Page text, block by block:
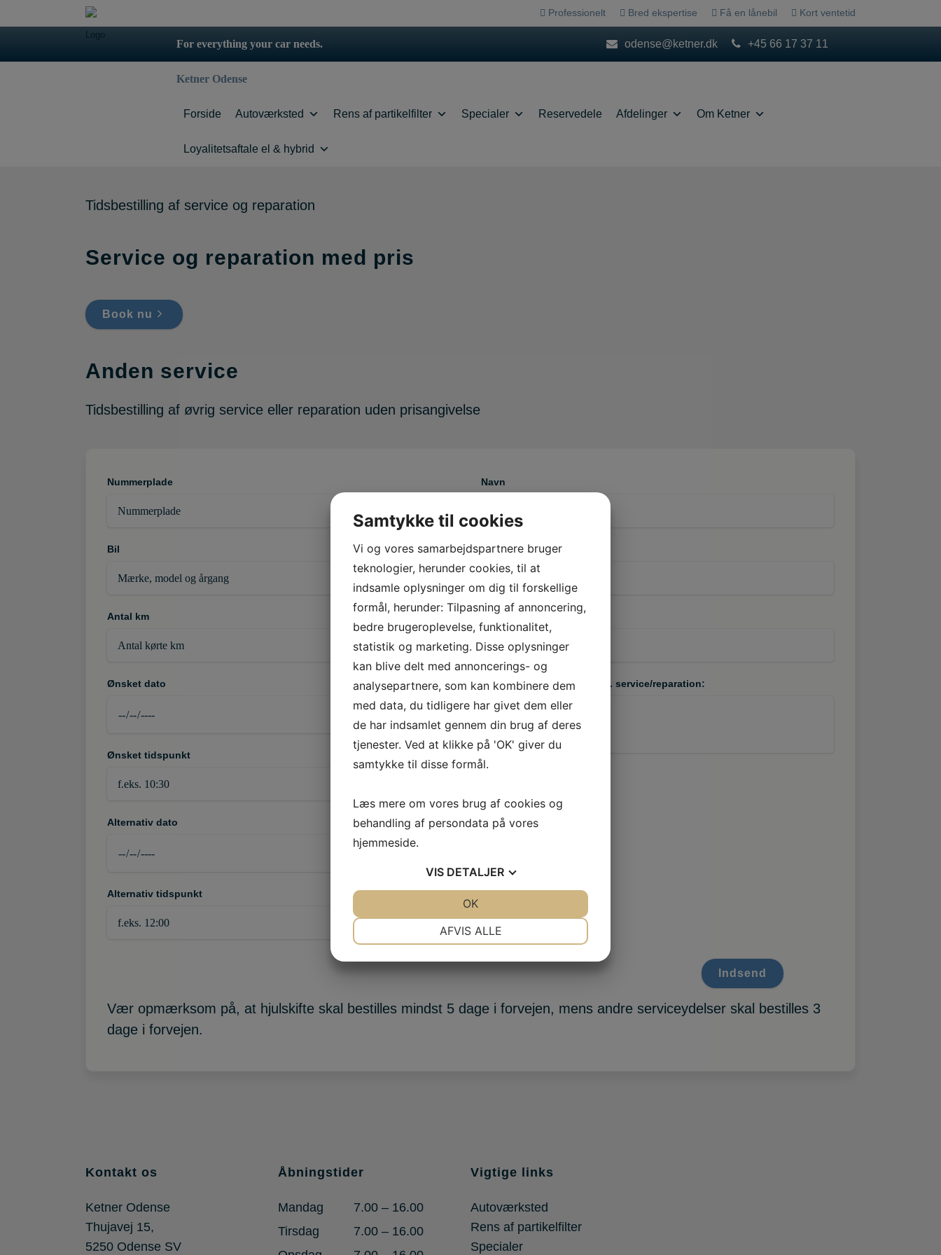
Professionelt Bred ekspertise Få en lånebil Kort ventetid
For everything your car needs. odense@ketner.dk +45 66 17 37 11
Ketner Odense
Forside Autoværksted Rens af partikelfilter Specialer Reservedele Afdelinger Om Ketner
Loyalitetsaftale el & hybrid
Servicebooking
Tidsbestilling af service og reparation
Service og reparation med pris
Book nu
Anden service
Tidsbestilling af øvrig service eller reparation uden prisangivelse
Nummerplade
Bil
Antal km
Ønsket dato
Ønsket tidspunkt
Alternativ dato
Alternativ tidspunkt
Navn
Tlf.nr.
E-mail
Jeg vil gerne have lavet flg. service/reparation:
Vær opmærksom på, at hjulskifte skal bestilles mindst 5 dage i forvejen, mens andre serviceydelser skal bestilles 3
dage i forvejen.
Kontakt os
Ketner Odense
Thujavej 15,
5250 Odense SV
Åbningstider
Mandag
7.00 – 16.00
Tirsdag
7.00 – 16.00
Vigtige links
Autoværksted
Rens af partikelfilter
Specialer
Samtykke til cookies
Vi og vores samarbejdspartnere bruger
teknologier, herunder cookies, til at
indsamle oplysninger om dig til forskellige
formål, herunder: Tilpasning af annoncering,
bedre brugeroplevelse, funktionalitet,
statistik og marketing. Disse oplysninger
kan blive delt med annoncerings- og
analysepartnere, som kan kombinere dem
med data, du tidligere har givet dem eller
de har indsamlet gennem din brug af deres
tjenester. Ved at klikke på 'OK' giver du
samtykke til disse formål.
Læs mere om vores brug af cookies og
behandling af persondata på vores
hjemmeside.
VIS DETALJER
AFVIS ALLE
OK